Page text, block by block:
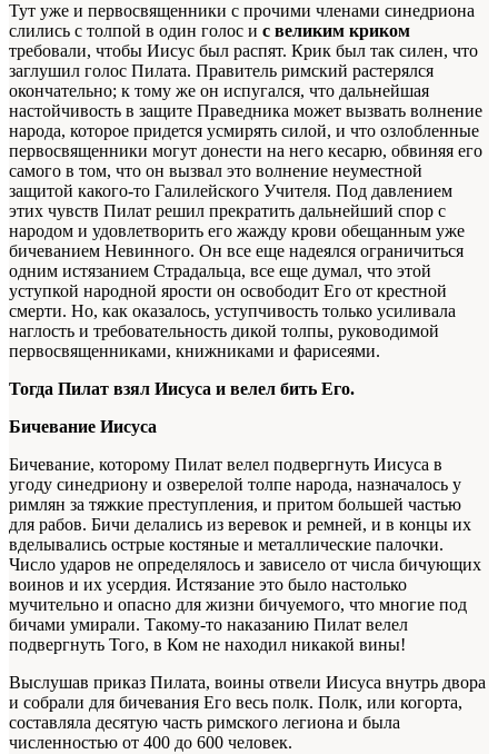
Тут уже и первосвященники с прочими членами синедриона
слились с толпой в один голос и с великим криком
требовали, чтобы Иисус был распят. Крик был так силен, что
заглушил голос Пилата. Правитель римский растерялся
окончательно; к тому же он испугался, что дальнейшая
настойчивость в защите Праведника может вызвать волнение
народа, которое придется усмирять силой, и что озлобленные
первосвященники могут донести на него кесарю, обвиняя его
самого в том, что он вызвал это волнение неуместной
защитой какого-то Галилейского Учителя. Под давлением
этих чувств Пилат решил прекратить дальнейший спор с
народом и удовлетворить его жажду крови обещанным уже
бичеванием Невинного. Он все еще надеялся ограничиться
одним истязанием Страдальца, все еще думал, что этой
уступкой народной ярости он освободит Его от крестной
смерти. Но, как оказалось, уступчивость только усиливала
наглость и требовательность дикой толпы, руководимой
первосвященниками, книжниками и фарисеями.
Тогда Пилат взял Иисуса и велел бить Его.
Бичевание Иисуса
Бичевание, которому Пилат велел подвергнуть Иисуса в
угоду синедриону и озверелой толпе народа, назначалось у
римлян за тяжкие преступления, и притом большей частью
для рабов. Бичи делались из веревок и ремней, и в концы их
вделывались острые костяные и металлические палочки.
Число ударов не определялось и зависело от числа бичующих
воинов и их усердия. Истязание это было настолько
мучительно и опасно для жизни бичуемого, что многие под
бичами умирали. Такому-то наказанию Пилат велел
подвергнуть Того, в Ком не находил никакой вины!
Выслушав приказ Пилата, воины отвели Иисуса внутрь двора
и собрали для бичевания Его весь полк. Полк, или когорта,
составляла десятую часть римского легиона и была
численностью от 400 до 600 человек.